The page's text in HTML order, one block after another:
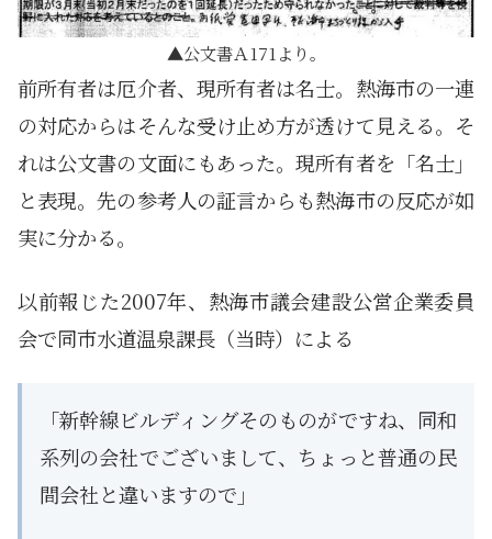
公文書Ａ171より。
前所有者は厄介者、現所有者は名士。熱海市の一連
の対応からはそんな受け止め方が透けて見える。そ
れは公文書の文面にもあった。現所有者を「名士」
と表現。先の参考人の証言からも熱海市の反応が如
実に分かる。
以前報じた2007年、熱海市議会建設公営企業委員
会で同市水道温泉課長（当時）による
「新幹線ビルディングそのものがですね、同和
系列の会社でございまして、ちょっと普通の民
間会社と違いますので」